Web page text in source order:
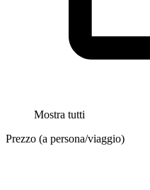
Mostra tutti
Prezzo (a persona/viaggio)